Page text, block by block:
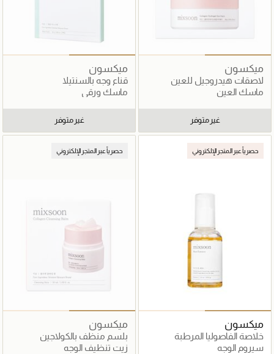
ميكسون
لاصقات هيدروجيل للعين
لتغذية وشد البشرة
ماسك العين
غير متوفر
ميكسون
قناع وجه بالسنتيلا
ماسك ورقي
غير متوفر
حصرياً عبر المتجر الإلكتروني
ميكسون
خلاصة الفاصوليا المرطبة
والمقشرة
سيروم الوجه
حصرياً عبر المتجر الإلكتروني
ميكسون
بلسم منظف بالكولاجين
زيت تنظيف الوجه